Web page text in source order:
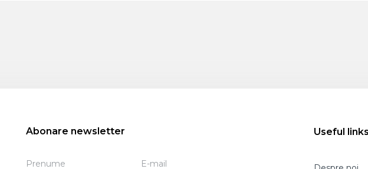
Abonare newsletter
Prenume E-mail
Useful links